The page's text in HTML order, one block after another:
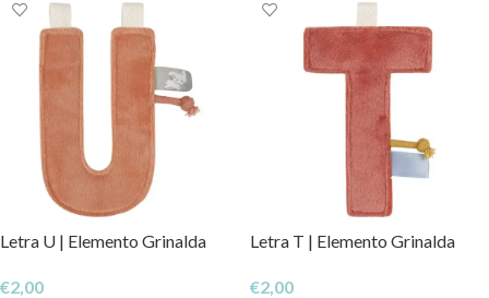
Letra U | Elemento Grinalda
€2,00
Letra T | Elemento Grinalda
€2,00